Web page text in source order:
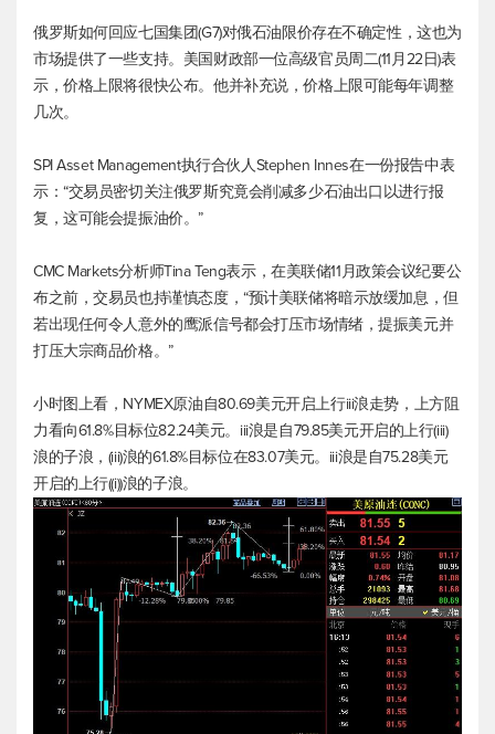
俄罗斯如何回应七国集团(G7)对俄石油限价存在不确定性，这也为
市场提供了一些支持。美国财政部一位高级官员周二(11月22日)表
示，价格上限将很快公布。他并补充说，价格上限可能每年调整
几次。
SPI Asset Management执行合伙人Stephen Innes在一份报告中表
示：“交易员密切关注俄罗斯究竟会削减多少石油出口以进行报
复，这可能会提振油价。”
CMC Markets分析师Tina Teng表示，在美联储11月政策会议纪要公
布之前，交易员也持谨慎态度，“预计美联储将暗示放缓加息，但
若出现任何令人意外的鹰派信号都会打压市场情绪，提振美元并
打压大宗商品价格。”
小时图上看，NYMEX原油自80.69美元开启上行iii浪走势，上方阻
力看向61.8%目标位82.24美元。iii浪是自79.85美元开启的上行(iii)
浪的子浪，(iii)浪的61.8%目标位在83.07美元。iii浪是自75.28美元
开启的上行((i))浪的子浪。